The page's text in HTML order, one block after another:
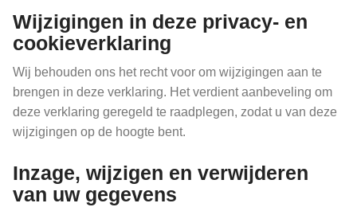
Wijzigingen in deze privacy- en
cookieverklaring
Wij behouden ons het recht voor om wijzigingen aan te
brengen in deze verklaring. Het verdient aanbeveling om
deze verklaring geregeld te raadplegen, zodat u van deze
wijzigingen op de hoogte bent.
Inzage, wijzigen en verwijderen
van uw gegevens